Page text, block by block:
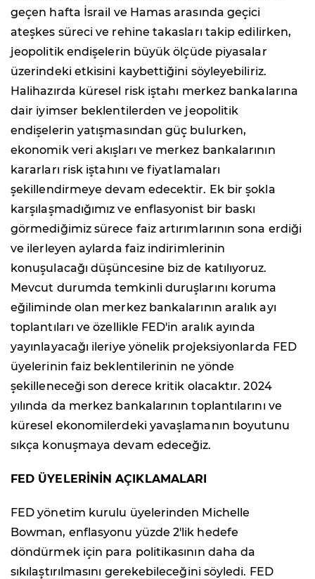
geçen hafta İsrail ve Hamas arasında geçici
ateşkes süreci ve rehine takasları takip edilirken,
jeopolitik endişelerin büyük ölçüde piyasalar
üzerindeki etkisini kaybettiğini söyleyebiliriz.
Halihazırda küresel risk iştahı merkez bankalarına
dair iyimser beklentilerden ve jeopolitik
endişelerin yatışmasından güç bulurken,
ekonomik veri akışları ve merkez bankalarının
kararları risk iştahını ve fiyatlamaları
şekillendirmeye devam edecektir. Ek bir şokla
karşılaşmadığımız ve enflasyonist bir baskı
görmediğimiz sürece faiz artırımlarının sona erdiği
ve ilerleyen aylarda faiz indirimlerinin
konuşulacağı düşüncesine biz de katılıyoruz.
Mevcut durumda temkinli duruşlarını koruma
eğiliminde olan merkez bankalarının aralık ayı
toplantıları ve özellikle FED'in aralık ayında
yayınlayacağı ileriye yönelik projeksiyonlarda FED
üyelerinin faiz beklentilerinin ne yönde
şekilleneceği son derece kritik olacaktır. 2024
yılında da merkez bankalarının toplantılarını ve
küresel ekonomilerdeki yavaşlamanın boyutunu
sıkça konuşmaya devam edeceğiz.
FED ÜYELERİNİN AÇIKLAMALARI
FED yönetim kurulu üyelerinden Michelle
Bowman, enflasyonu yüzde 2'lik hedefe
döndürmek için para politikasının daha da
sıkılaştırılmasını gerekebileceğini söyledi. FED